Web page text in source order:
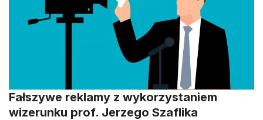
Fałszywe reklamy z wykorzystaniem
wizerunku prof. Jerzego Szaflika